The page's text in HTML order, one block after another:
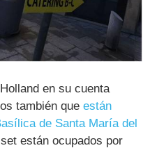
en su cuenta
también queestán
de Santa María del
están ocupados por